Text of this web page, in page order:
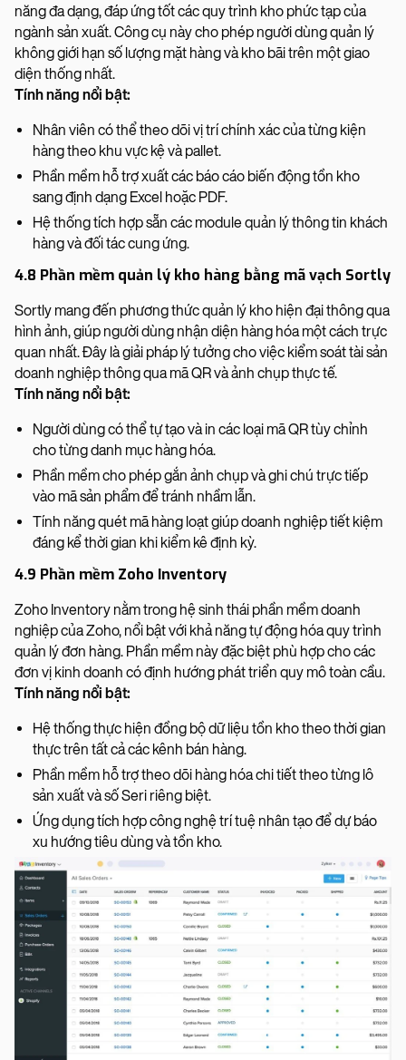
năng đa dạng, đáp ứng tốt các quy trình kho phức tạp của
ngành sản xuất. Công cụ này cho phép người dùng quản lý
không giới hạn số lượng mặt hàng và kho bãi trên một giao
diện thống nhất.
Tính năng nổi bật:
Nhân viên có thể theo dõi vị trí chính xác của từng kiện
hàng theo khu vực kệ và pallet.
Phần mềm hỗ trợ xuất các báo cáo biến động tồn kho
sang định dạng Excel hoặc PDF.
Hệ thống tích hợp sẵn các module quản lý thông tin khách
hàng và đối tác cung ứng.
4.8 Phần mềm quản lý kho hàng bằng mã vạch Sortly
Sortly mang đến phương thức quản lý kho hiện đại thông qua
hình ảnh, giúp người dùng nhận diện hàng hóa một cách trực
quan nhất. Đây là giải pháp lý tưởng cho việc kiểm soát tài sản
doanh nghiệp thông qua mã QR và ảnh chụp thực tế.
Tính năng nổi bật:
Người dùng có thể tự tạo và in các loại mã QR tùy chỉnh
cho từng danh mục hàng hóa.
Phần mềm cho phép gắn ảnh chụp và ghi chú trực tiếp
vào mã sản phẩm để tránh nhầm lẫn.
Tính năng quét mã hàng loạt giúp doanh nghiệp tiết kiệm
đáng kể thời gian khi kiểm kê định kỳ.
4.9 Phần mềm Zoho Inventory
Zoho Inventory nằm trong hệ sinh thái phần mềm doanh
nghiệp của Zoho, nổi bật với khả năng tự động hóa quy trình
quản lý đơn hàng. Phần mềm này đặc biệt phù hợp cho các
đơn vị kinh doanh có định hướng phát triển quy mô toàn cầu.
Tính năng nổi bật:
Hệ thống thực hiện đồng bộ dữ liệu tồn kho theo thời gian
thực trên tất cả các kênh bán hàng.
Phần mềm hỗ trợ theo dõi hàng hóa chi tiết theo từng lô
sản xuất và số Seri riêng biệt.
Ứng dụng tích hợp công nghệ trí tuệ nhân tạo để dự báo
xu hướng tiêu dùng và tồn kho.